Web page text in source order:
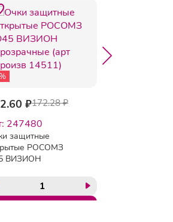
₽172.28 ₽
247480
защитные
РОСОМЗ
ВИЗИОН
14511)